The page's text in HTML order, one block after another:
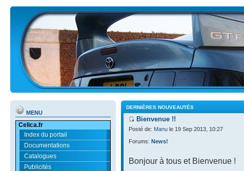
MENU
Celica.fr
Index du portail
Documentations
Catalogues
Publicités
DERNIÈRES NOUVEAUTÉS
Bienvenue !!
Posté de: Manu le 19 Sep 2013, 10:27
Forums: News!
Bonjour à tous et Bienvenue !